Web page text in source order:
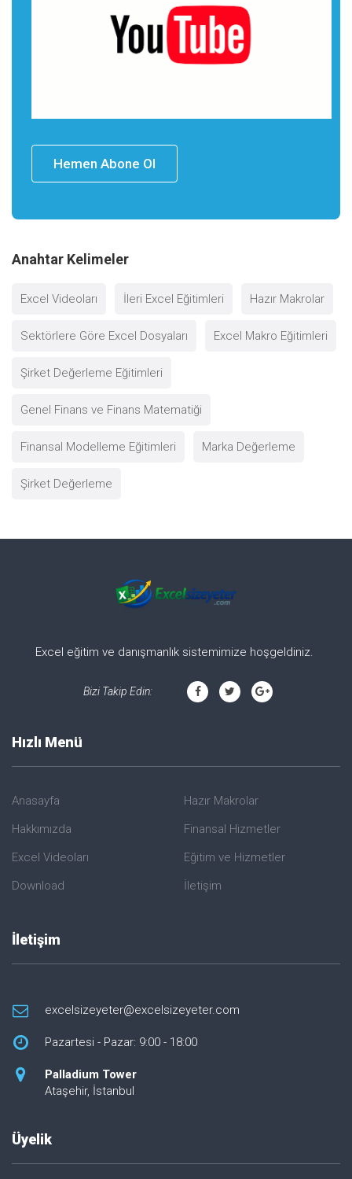
Hemen Abone Ol
Anahtar Kelimeler
Excel Videoları İleri Excel Eğitimleri Hazır Makrolar
Sektörlere Göre Excel Dosyaları Excel Makro Eğitimleri
Şirket Değerleme Eğitimleri
Genel Finans ve Finans Matematiği
Finansal Modelleme Eğitimleri Marka Değerleme
Şirket Değerleme
Excel eğitim ve danışmanlık sistemimize hoşgeldiniz.
Bizi Takip Edin:
Hızlı Menü
Anasayfa
Hakkımızda
Excel Videoları
Download
Hazır Makrolar
Finansal Hizmetler
Eğitim ve Hizmetler
İletişim
İletişim
excelsizeyeter@excelsizeyeter.com
Pazartesi - Pazar: 9:00 - 18:00
Palladium Tower
Ataşehir, İstanbul
Üyelik